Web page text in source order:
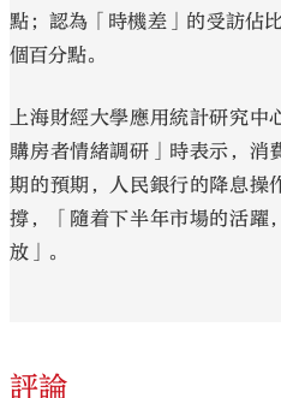
點；認為「時機差」的受訪佔
個百分點。
上海財經大學應用統計研究
購房者情緒調研」時表示，消
期的預期，人民銀行的降息操
撐，「隨着下半年市場的活躍
放」。
評論